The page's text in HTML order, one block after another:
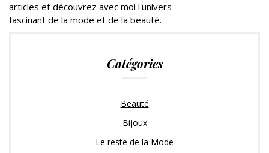
articles et découvrez avec moi l'univers
fascinant de la mode et de la beauté.
Catégories
Beauté
Bijoux
Le reste de la Mode